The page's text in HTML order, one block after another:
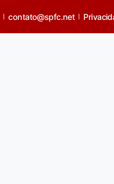
contato@spfc.net